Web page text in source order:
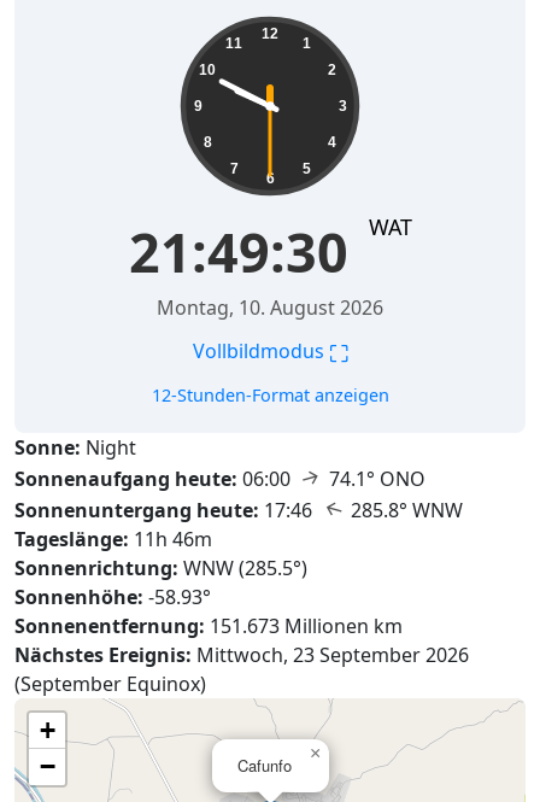
12
1
2
3
4
5
6
7
8
9
10
11
21:49:31 WAT
Montag, 10. August 2026
Vollbildmodus ⛶
12-Stunden-Format anzeigen
Sonne: Night
Sonnenaufgang heute: 06:00 ↑ 74.1° ONO
Sonnenuntergang heute: 17:46 ↑ 285.8° WNW
Tageslänge: 11h 46m
Sonnenrichtung: WNW (285.5°)
Sonnenhöhe: -58.93°
Sonnenentfernung: 151.673 Millionen km
Nächstes Ereignis: Mittwoch, 23 September 2026
(September Equinox)
Cafunfo
×
+
−